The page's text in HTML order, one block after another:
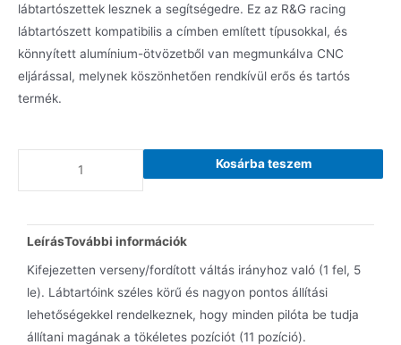
lábtartószettek lesznek a segítségedre. Ez az R&G racing
lábtartószett kompatibilis a címben említett típusokkal, és
könnyített alumínium-ötvözetből van megmunkálva CNC
eljárással, melynek köszönhetően rendkívül erős és tartós
termék.
Kosárba teszem
LeírásTovábbi információk
Kifejezetten verseny/fordított váltás irányhoz való (1 fel, 5
le). Lábtartóink széles körű és nagyon pontos állítási
lehetőségekkel rendelkeznek, hogy minden pilóta be tudja
állítani magának a tökéletes pozíciót (11 pozíció).